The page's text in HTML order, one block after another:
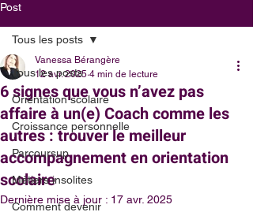
Post
Tous les posts
Orientation scolaire
Croissance personnelle
Parcoursup
Métiers insolites
Comment devenir
Tous les posts
6 signes que vous n’avez pas
affaire à un(e) Coach comme les
autres : trouver le meilleur
accompagnement en orientation
scolaire
Vanessa Bérangère
12 avr. 2025 4 min de lecture
Dernière mise à jour : 17 avr. 2025